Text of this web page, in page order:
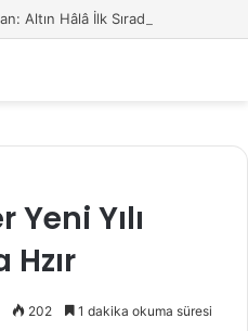
Altın Hâlâ İlk Sırada mı?
Yılı
202 1 dakika okuma süresi